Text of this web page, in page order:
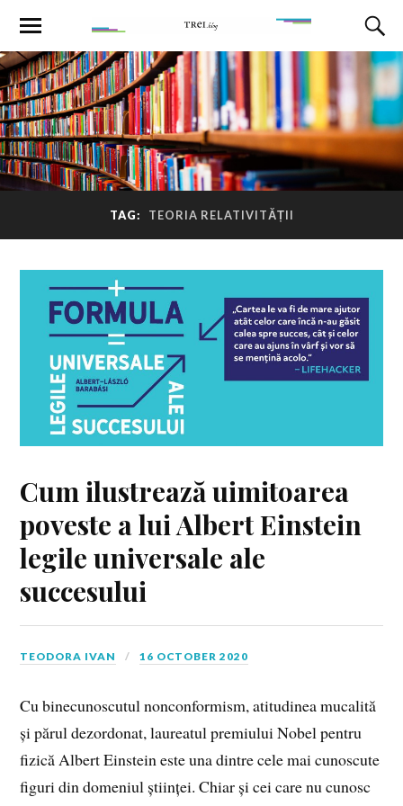
TAG: TEORIA RELATIVITĂȚII
Cum ilustrează uimitoarea
poveste a lui Albert Einstein
legile universale ale
succesului
TEODORA IVAN 16 OCTOBER 2020
Cu binecunoscutul nonconformism, atitudinea mucalită
și părul dezordonat, laureatul premiului Nobel pentru
fizică Albert Einstein este una dintre cele mai cunoscute
figuri din domeniul științei. Chiar și cei care nu cunosc